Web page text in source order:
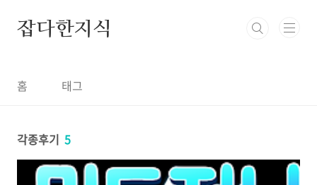
잡다한지식
홈 태그
각종후기 5